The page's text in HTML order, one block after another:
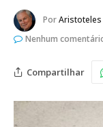
Por
Nenhum
Compartilhar